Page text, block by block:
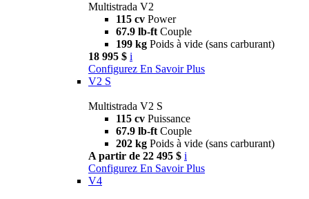
Multistrada V2
115 cv Power
67.9 lb-ft Couple
199 kg Poids à vide (sans carburant)
18 995 $ i
Configurez En Savoir Plus
V2 S
Multistrada V2 S
115 cv Puissance
67.9 lb-ft Couple
202 kg Poids à vide (sans carburant)
A partir de 22 495 $ i
Configurez En Savoir Plus
V4